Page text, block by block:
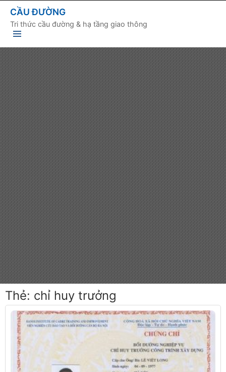
CẦU ĐƯỜNG
Tri thức cầu đường & hạ tầng giao thông
Thẻ: chỉ huy trưởng